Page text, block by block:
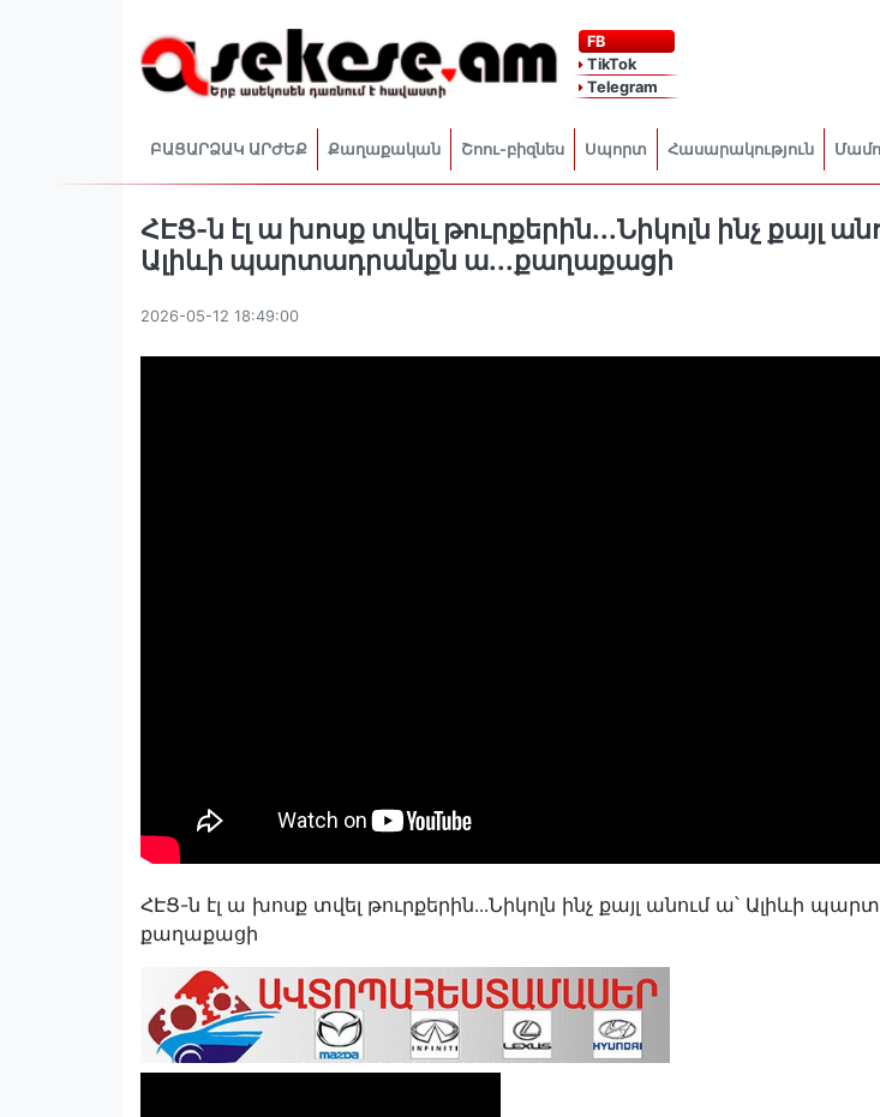
FB
TikTok
Telegram
ԲԱՑԱՐՁԱԿ ԱՐԺԵՔ Քաղաքական Շոու-բիզնես Սպորտ Հասարակություն
ՀԷՑ-ն էլ ա խոսք տվել թուրքերին․․․Նիկոլն ինչ քայլ
Ալիևի պարտադրանքն ա․․․քաղաքացի
2026-05-12 18:49:00
ՀԷՑ-ն էլ ա խոսք տվել թուրքերին․․․Նիկոլն ինչ քայլ անում ա՝ Ալիևի
քաղաքացի